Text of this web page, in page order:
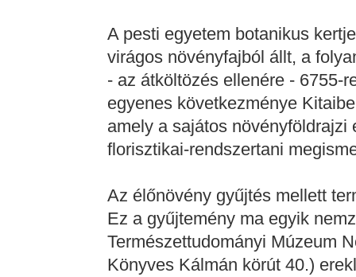
A pesti egyetem botanikus
virágos növényfajból állt, a
- az átköltözés ellenére - 6755-
egyenes következménye
amely a sajátos
florisztikai-rendszertani
Az élőnövény gyűjtés mellett
Ez a gyűjtemény ma egyik
Természettudományi Múzeum
Könyves Kálmán körút 40.)